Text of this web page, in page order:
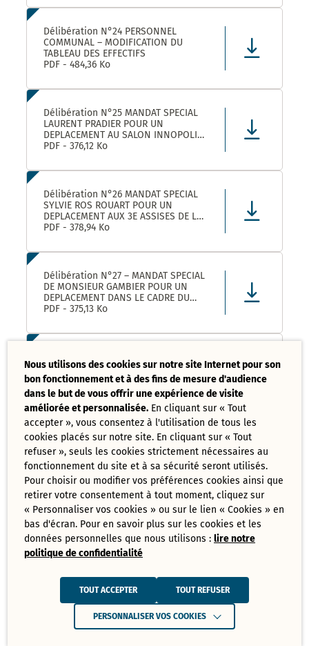
Délibération N°24 PERSONNEL
COMMUNAL – MODIFICATION DU
TABLEAU DES EFFECTIFS
PDF - 484,36 Ko
Délibération N°25 MANDAT SPECIAL
LAURENT PRADIER POUR UN
DEPLACEMENT AU SALON INNOPOLIS
A PARIS
PDF - 376,12 Ko
Délibération N°26 MANDAT SPECIAL
SYLVIE ROS ROUART POUR UN
DEPLACEMENT AUX 3E ASSISES DE LA
VOIE D’ARLES A ARLES
PDF - 378,94 Ko
Délibération N°27 – MANDAT SPECIAL
DE MONSIEUR GAMBIER POUR UN
DEPLACEMENT DANS LE CADRE DU
FORUM DES ELUS INFO JEUNES A
PDF - 375,13 Ko
Liste des délibérations examinées
Conseil Municipal 17 mars 2025
PDF - 121,08 Ko
Ordre du jour du Conseil Municipal 17
mars 2025
PDF - 73,70 Ko
Tout
télécharger
Juin
Ressources de Juin 2025
Convocation Conseil Municipal du 30
PDF - 231,28 Ko
Nous utilisons des cookies sur notre site Internet pour son
bon fonctionnement et à des fins de mesure d'audience
dans le but de vous offrir une expérience de visite
améliorée et personnalisée. En cliquant sur « Tout
accepter », vous consentez à l'utilisation de tous les
cookies placés sur notre site. En cliquant sur « Tout
refuser », seuls les cookies strictement nécessaires au
fonctionnement du site et à sa sécurité seront utilisés.
Pour choisir ou modifier vos préférences cookies ainsi que
retirer votre consentement à tout moment, cliquez sur
« Personnaliser vos cookies » ou sur le lien « Cookies » en
bas d'écran. Pour en savoir plus sur les cookies et les
données personnelles que nous utilisons :lire notre
politique de confidentialité
TOUT ACCEPTER TOUT REFUSER
PERSONNALISER VOS COOKIES